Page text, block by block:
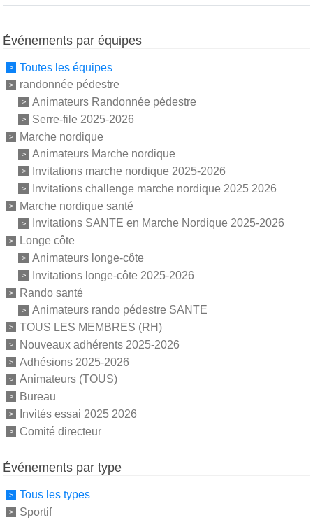
Événements par équipes
Toutes les équipes
randonnée pédestre
Animateurs Randonnée pédestre
Serre-file 2025-2026
Marche nordique
Animateurs Marche nordique
Invitations marche nordique 2025-2026
Invitations challenge marche nordique 2025 2026
Marche nordique santé
Invitations SANTE en Marche Nordique 2025-2026
Longe côte
Animateurs longe-côte
Invitations longe-côte 2025-2026
Rando santé
Animateurs rando pédestre SANTE
TOUS LES MEMBRES (RH)
Nouveaux adhérents 2025-2026
Adhésions 2025-2026
Animateurs (TOUS)
Bureau
Invités essai 2025 2026
Comité directeur
Événements par type
Tous les types
Sportif